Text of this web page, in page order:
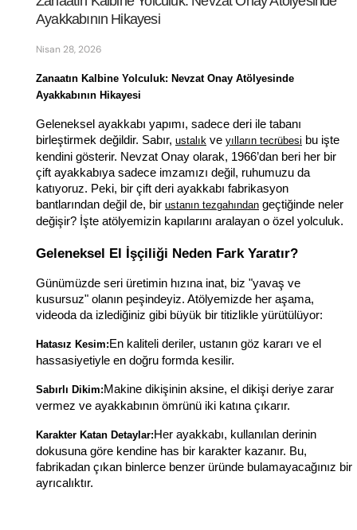
Ayakkabının Hikayesi
Nisan 28, 2026
Zanaatın Kalbine Yolculuk: Nevzat Onay Atölyesinde
Ayakkabının Hikayesi
Geleneksel ayakkabı yapımı, sadece deri ile tabanı
birleştirmek değildir. Sabır, ustalık ve yılların tecrübesi bu işte
kendini gösterir. Nevzat Onay olarak, 1966’dan beri her bir
çift ayakkabıya sadece imzamızı değil, ruhumuzu da
katıyoruz. Peki, bir çift deri ayakkabı fabrikasyon
bantlarından değil de, bir ustanın tezgahından geçtiğinde neler
değişir? İşte atölyemizin kapılarını aralayan o özel yolculuk.
Geleneksel El İşçiliği Neden Fark Yaratır?
Günümüzde seri üretimin hızına inat, biz "yavaş ve
kusursuz" olanın peşindeyiz. Atölyemizde her aşama,
videoda da izlediğiniz gibi büyük bir titizlikle yürütülüyor:
Hatasız Kesim:En kaliteli deriler, ustanın göz kararı ve el
hassasiyetiyle en doğru formda kesilir.
Sabırlı Dikim:Makine dikişinin aksine, el dikişi deriye zarar
vermez ve ayakkabının ömrünü iki katına çıkarır.
Karakter Katan Detaylar:Her ayakkabı, kullanılan derinin
dokusuna göre kendine has bir karakter kazanır. Bu,
fabrikadan çıkan binlerce benzer üründe bulamayacağınız bir
ayrıcalıktır.